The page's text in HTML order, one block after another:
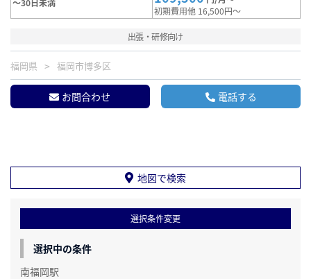
初期費用他 16,500円～
出張・研修向け
福岡県 福岡市博多区
お問合わせ 電話する
地図で検索
選択条件変更
選択中の条件
南福岡駅